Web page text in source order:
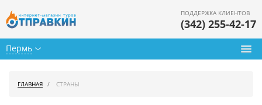
Пермь
ПОДДЕРЖКА КЛИЕНТОВ
(342) 255-42-17
ГЛАВНАЯ СТРАНЫ